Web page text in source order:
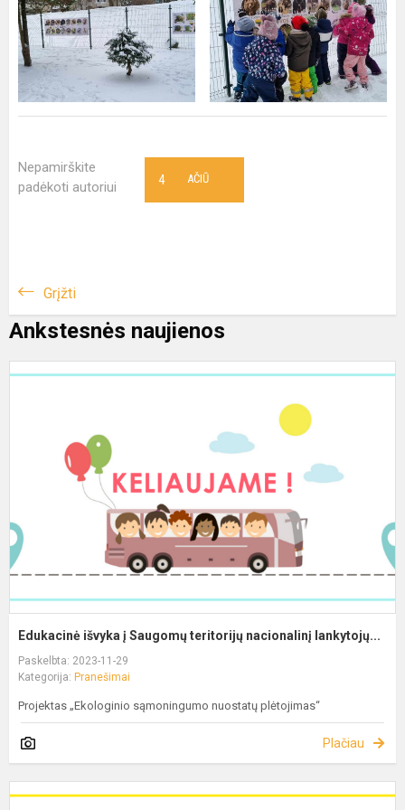
Nepamirškite
padėkoti autoriui
AČIŪ
4
Grįžti
Ankstesnės naujienos
Edukacinė išvyka į Saugomų teritorijų nacionalinį lankytojų...
Paskelbta: 2023-11-29
Kategorija: Pranešimai
Projektas „Ekologinio sąmoningumo nuostatų plėtojimas“
Plačiau